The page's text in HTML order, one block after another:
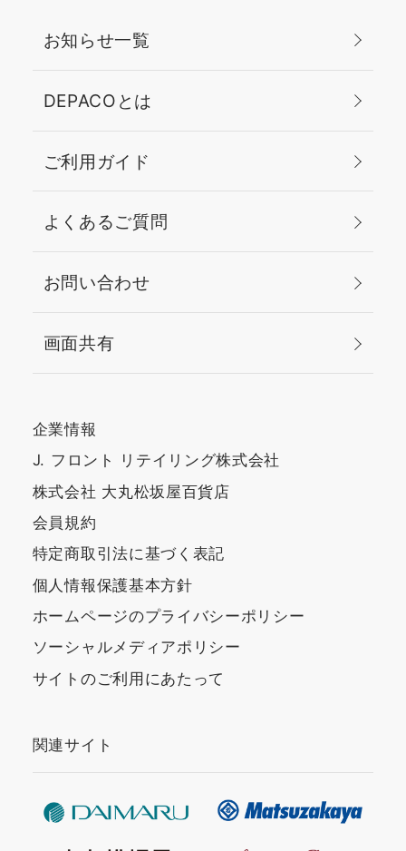
お知らせ一覧
DEPACOとは
ご利用ガイド
よくあるご質問
お問い合わせ
画面共有
企業情報
J. フロント リテイリング株式会社
株式会社 大丸松坂屋百貨店
会員規約
特定商取引法に基づく表記
個人情報保護基本方針
ホームページのプライバシーポリシー
ソーシャルメディアポリシー
サイトのご利用にあたって
関連サイト